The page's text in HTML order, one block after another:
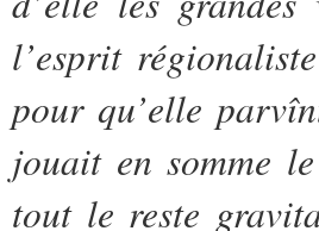
l’esprit
pour qu’elle
jouait en somme
tout le reste